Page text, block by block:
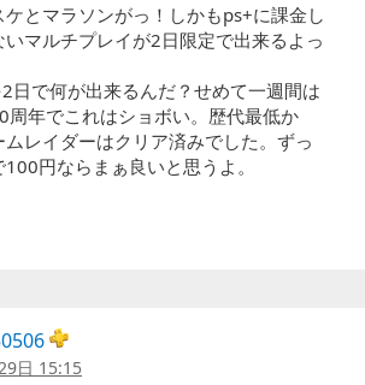
とマラソンがっ！しかもps+に課金し
マルチプレイが2日限定で出来るよっ
日で何が出来るんだ？せめて一週間は
周年でこれはショボい。歴代最低か
ムレイダーはクリア済みでした。ずっ
円ならまぁ良いと思うよ。
日 15:15